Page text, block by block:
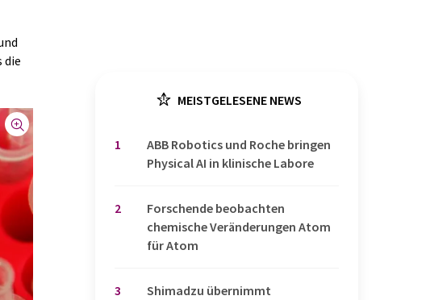
die
MEISTGELESENE NEWS
1
​​​​​​​ABB Robotics und Roche bringen
Physical AI in klinische Labore
2
Forschende beobachten
chemische Veränderungen Atom
für Atom
3
Shimadzu übernimmt